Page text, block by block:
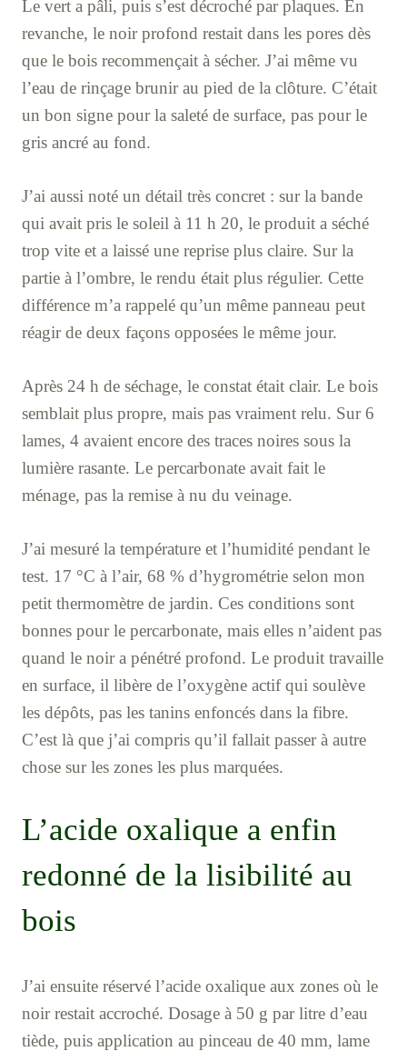
Le vert a pâli, puis s’est décroché par plaques. En
revanche, le noir profond restait dans les pores dès
que le bois recommençait à sécher. J’ai même vu
l’eau de rinçage brunir au pied de la clôture. C’était
un bon signe pour la saleté de surface, pas pour le
gris ancré au fond.
J’ai aussi noté un détail très concret : sur la bande
qui avait pris le soleil à 11 h 20, le produit a séché
trop vite et a laissé une reprise plus claire. Sur la
partie à l’ombre, le rendu était plus régulier. Cette
différence m’a rappelé qu’un même panneau peut
réagir de deux façons opposées le même jour.
Après 24 h de séchage, le constat était clair. Le bois
semblait plus propre, mais pas vraiment relu. Sur 6
lames, 4 avaient encore des traces noires sous la
lumière rasante. Le percarbonate avait fait le
ménage, pas la remise à nu du veinage.
J’ai mesuré la température et l’humidité pendant le
test. 17 °C à l’air, 68 % d’hygrométrie selon mon
petit thermomètre de jardin. Ces conditions sont
bonnes pour le percarbonate, mais elles n’aident pas
quand le noir a pénétré profond. Le produit travaille
en surface, il libère de l’oxygène actif qui soulève
les dépôts, pas les tanins enfoncés dans la fibre.
C’est là que j’ai compris qu’il fallait passer à autre
chose sur les zones les plus marquées.
L’acide oxalique a enfin
redonné de la lisibilité au
bois
J’ai ensuite réservé l’acide oxalique aux zones où le
noir restait accroché. Dosage à 50 g par litre d’eau
tiède, puis application au pinceau de 40 mm, lame